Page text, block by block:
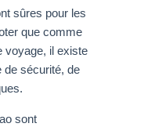
sûres pour les
que comme
voyage, il existe
de sécurité, de
sont